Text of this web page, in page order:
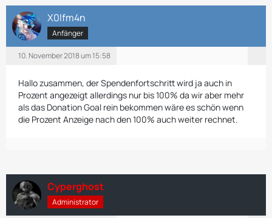
X0lfm4n
Anfänger
10. November 2018 um 15:58
Hallo zusammen, der Spendenfortschritt wird ja auch in
Prozent angezeigt allerdings nur bis 100% da wir aber mehr
als das Donation Goal rein bekommen wäre es schön wenn
die Prozent Anzeige nach den 100% auch weiter rechnet.
Cyperghost
Administrator